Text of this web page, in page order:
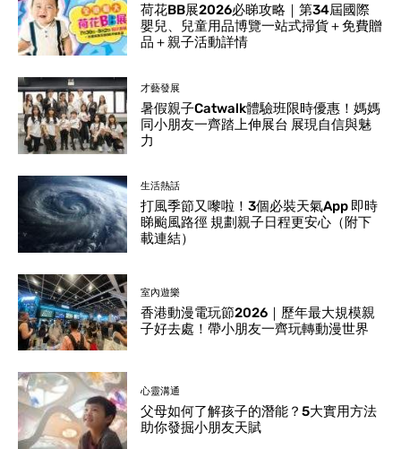
荷花BB展2026必睇攻略｜第34屆國際
嬰兒、兒童用品博覽一站式掃貨＋免費贈
品＋親子活動詳情
才藝發展
暑假親子Catwalk體驗班限時優惠！媽媽
同小朋友一齊踏上伸展台 展現自信與魅
力
生活熱話
打風季節又嚟啦！3個必裝天氣App 即時
睇颱風路徑 規劃親子日程更安心（附下
載連結）
室內遊樂
香港動漫電玩節2026｜歷年最大規模親
子好去處！帶小朋友一齊玩轉動漫世界
心靈溝通
父母如何了解孩子的潛能？5大實用方法
助你發掘小朋友天賦